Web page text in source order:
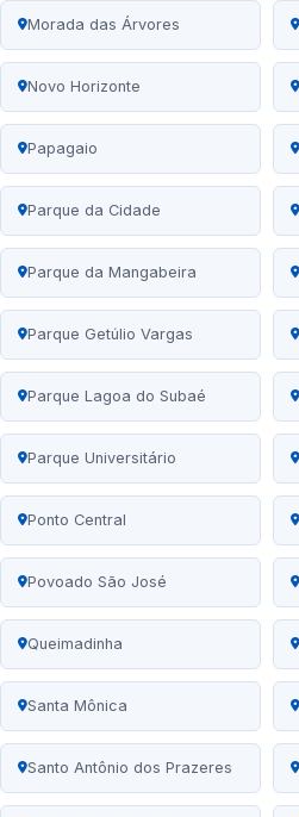
Morada das Árvores
Novo Horizonte
Papagaio
Parque da Cidade
Parque da Mangabeira
Parque Getúlio Vargas
Parque Lagoa do Subaé
Parque Universitário
Ponto Central
Povoado São José
Queimadinha
Santa Mônica
Santo Antônio dos Prazeres